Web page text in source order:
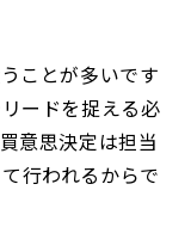
ことが多いです
ードを捉える必
意思決定は担当
行われるからで